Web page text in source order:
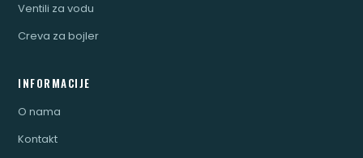
Ventili za vodu
Creva za bojler
INFORMACIJE
O nama
Kontakt